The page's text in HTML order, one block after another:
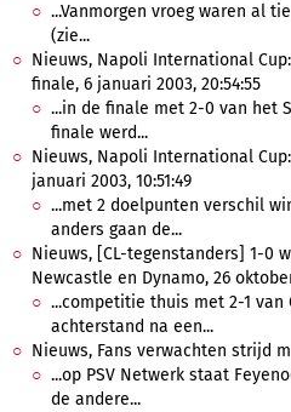
...Vanmorgen vroeg waren al
(zie...
Nieuws, Napoli International
finale, 6 januari 2003, 20:54:55
...in de finale met 2-0 van het
finale werd...
Nieuws, Napoli International
januari 2003, 10:51:49
...met 2 doelpunten verschil
anders gaan de...
Nieuws, [CL-tegenstanders] 1-0
Newcastle en Dynamo, 26
...competitie thuis met 2-1 van
achterstand na een...
Nieuws, Fans verwachten strijd
...op PSV Netwerk staat
de andere...